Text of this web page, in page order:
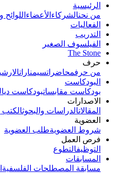
الرئيسية
من نحنالشركاء الأعضاء اللوائح
الفعاليات
التدريب
الفيلسوف الصغير
The Stone
حرف
من حرفمحاضراتسيمنارات
البودكاست
بودكاست مقابساتبودكاست
الاصدارات
المقالاتالدراسات والبحوثالكتب
العضوية
شروط العضويةطلب العضوية
فرص العمل
التوظيفالتطوع
المسابقات
مسابقة المصطلحات الفلسفية